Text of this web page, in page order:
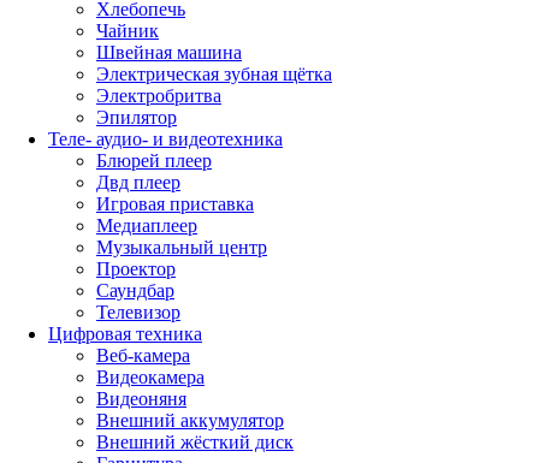
Хлебопечь
Чайник
Швейная машина
Электрическая зубная щётка
Электробритва
Эпилятор
Теле- аудио- и видеотехника
Блюрей плеер
Двд плеер
Игровая приставка
Медиаплеер
Музыкальный центр
Проектор
Саундбар
Телевизор
Цифровая техника
Веб-камера
Видеокамера
Видеоняня
Внешний аккумулятор
Внешний жёсткий диск